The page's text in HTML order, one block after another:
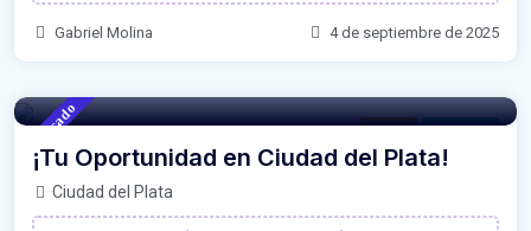
Gabriel Molina 4 de septiembre de 2025
Destacado Casas For Venta
¡Tu Oportunidad en Ciudad del Plata!
Ciudad del Plata